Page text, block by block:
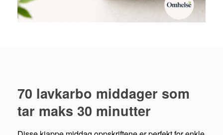
70 lavkarbo middager som
tar maks 30 minutter